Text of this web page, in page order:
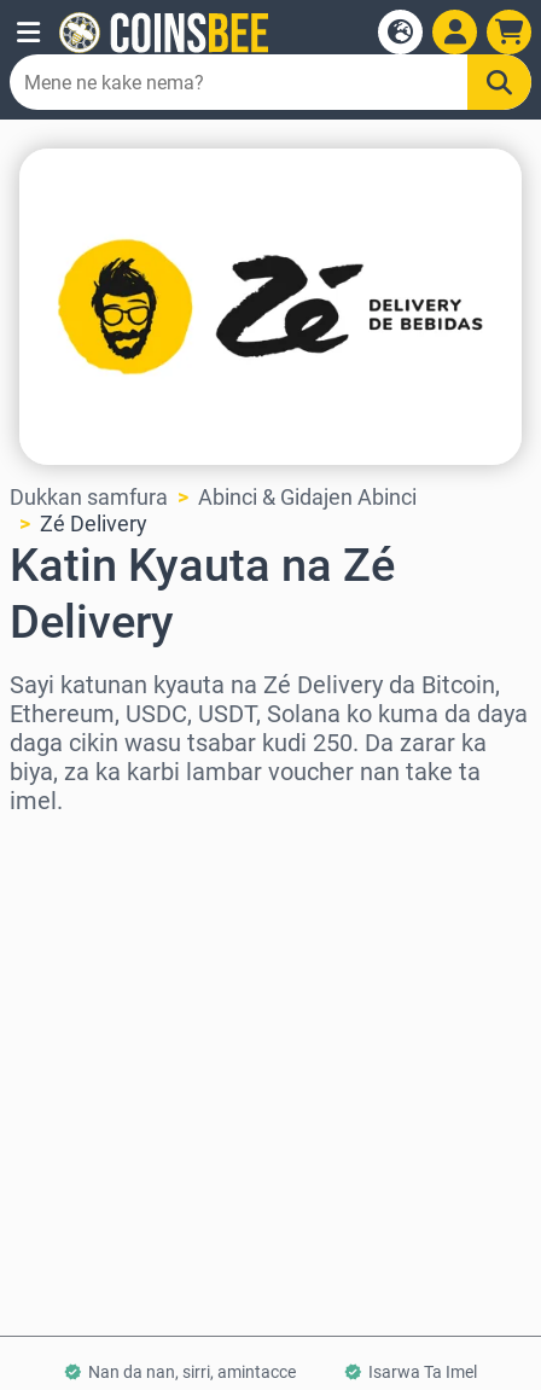
Dukkan samfura
Abinci & Gidajen Abinci
Zé Delivery
Katin Kyauta na Zé
Delivery
Sayi katunan kyauta na Zé Delivery da Bitcoin,
Ethereum, USDC, USDT, Solana ko kuma da daya
daga cikin wasu tsabar kudi 250. Da zarar ka
biya, za ka karbi lambar voucher nan take ta
imel.
Nan da nan, sirri, amintacce Isarwa Ta Imel